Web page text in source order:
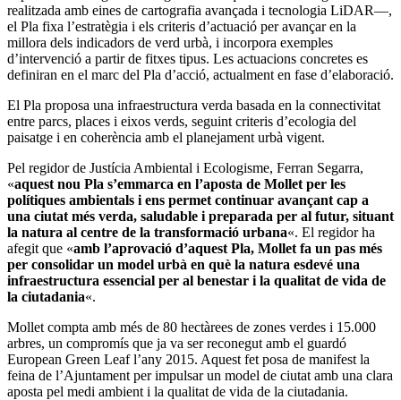
realitzada amb eines de cartografia avançada i tecnologia LiDAR—,
el Pla fixa l’estratègia i els criteris d’actuació per avançar en la
millora dels indicadors de verd urbà, i incorpora exemples
d’intervenció a partir de fitxes tipus. Les actuacions concretes es
definiran en el marc del Pla d’acció, actualment en fase d’elaboració.
El Pla proposa una infraestructura verda basada en la connectivitat
entre parcs, places i eixos verds, seguint criteris d’ecologia del
paisatge i en coherència amb el planejament urbà vigent.
Pel regidor de Justícia Ambiental i Ecologisme, Ferran Segarra,
«aquest nou Pla s’emmarca en l’aposta de Mollet per les
polítiques ambientals i ens permet continuar avançant cap a
una ciutat més verda, saludable i preparada per al futur, situant
la natura al centre de la transformació urbana«. El regidor ha
afegit que «amb l’aprovació d’aquest Pla, Mollet fa un pas més
per consolidar un model urbà en què la natura esdevé una
infraestructura essencial per al benestar i la qualitat de vida de
la ciutadania«.
Mollet compta amb més de 80 hectàrees de zones verdes i 15.000
arbres, un compromís que ja va ser reconegut amb el guardó
European Green Leaf l’any 2015. Aquest fet posa de manifest la
feina de l’Ajuntament per impulsar un model de ciutat amb una clara
aposta pel medi ambient i la qualitat de vida de la ciutadania.